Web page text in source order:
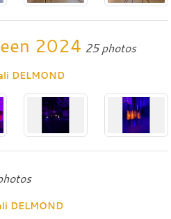
2024 25 photos
DELMOND
DELMOND